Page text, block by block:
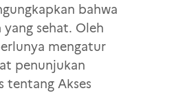
bahwa
sehat. Oleh
mengatur
penunjukan
tentang Akses